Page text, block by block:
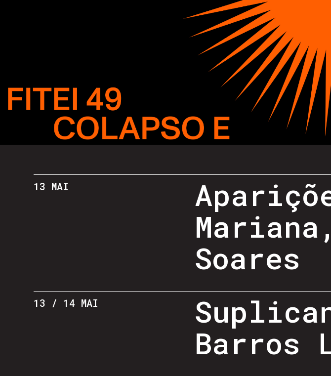
13 MAI
Soares
13 / 14 MAI
Barros